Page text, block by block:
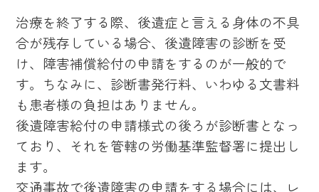
治療を終了する際、後遺症と言える身体の不具
合が残存している場合、後遺障害の診断を受
け、障害補償給付の申請をするのが一般的で
す。ちなみに、診断書発行料、いわゆる文書料
も患者様の負担はありません。
後遺障害給付の申請様式の後ろが診断書となっ
ており、それを管轄の労働基準監督署に提出し
ます。
交通事故で後遺障害の申請をする場合には、レ